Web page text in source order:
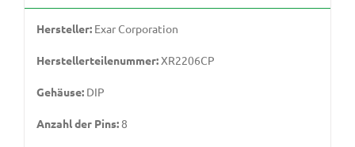
Hersteller: Exar Corporation
Herstellerteilenummer:XR2206CP
Gehäuse: DIP
Anzahl der Pins:8